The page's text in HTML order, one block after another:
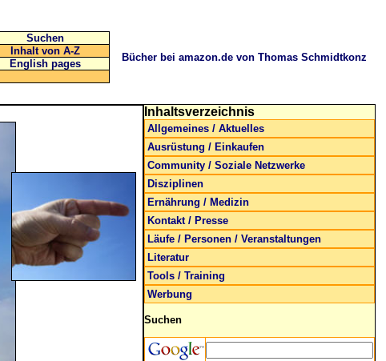
Suchen
Inhalt von A-Z
English pages
Bücher bei amazon.de von Thomas Schmidtkonz
Inhaltsverzeichnis
Allgemeines / Aktuelles
Ausrüstung / Einkaufen
Community / Soziale Netzwerke
Disziplinen
Ernährung / Medizin
Kontakt / Presse
Läufe / Personen / Veranstaltungen
Literatur
Tools / Training
Werbung
Suchen